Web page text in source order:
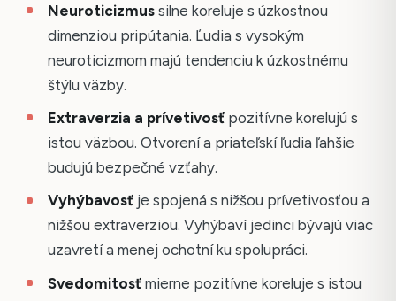
Neuroticizmussilne koreluje s úzkostnou
dimenziou pripútania. Ľudia s vysokým
neuroticizmom majú tendenciu k úzkostnému
štýlu väzby.
Extraverzia a prívetivosťpozitívne korelujú s
istou väzbou. Otvorení a priateľskí ľudia ľahšie
budujú bezpečné vzťahy.
Vyhýbavosťje spojená s nižšou prívetivosťou a
nižšou extraverziou. Vyhýbaví jedinci bývajú viac
uzavretí a menej ochotní ku spolupráci.
Svedomitosťmierne pozitívne koreluje s istou